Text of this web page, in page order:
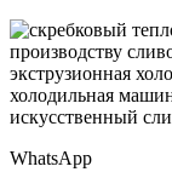
WhatsApp